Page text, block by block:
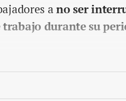
ano ser
trabajo durante su